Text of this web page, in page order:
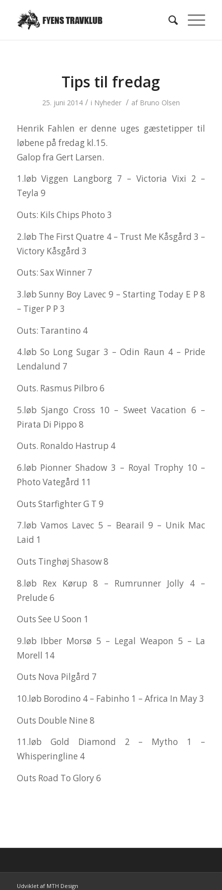
Tips til fredag
25. juni 2014 / i Nyheder / af Bruno Olsen
Henrik Fahlen er denne uges gæstetipper til
løbene på fredag kl.15.
Galop fra Gert Larsen.
1.løb Viggen Langborg 7 – Victoria Vixi 2 –
Teyla 9
Outs: Kils Chips Photo 3
2.løb The First Quatre 4 – Trust Me Kåsgård 3 –
Victory Kåsgård 3
Outs: Sax Winner 7
3.løb Sunny Boy Lavec 9 – Starting Today E P 8
– Tiger P P 3
Outs: Tarantino 4
4.løb So Long Sugar 3 – Odin Raun 4 – Pride
Lendalund 7
Outs. Rasmus Pilbro 6
5.løb Sjango Cross 10 – Sweet Vacation 6 –
Pirata Di Pippo 8
Outs. Ronaldo Hastrup 4
6.løb Pionner Shadow 3 – Royal Trophy 10 –
Photo Vategård 11
Outs Starfighter G T 9
7.løb Vamos Lavec 5 – Bearail 9 – Unik Mac
Laid 1
Outs Tinghøj Shasow 8
8.løb Rex Kørup 8 – Rumrunner Jolly 4 –
Prelude 6
Outs See U Soon 1
9.løb Ibber Morsø 5 – Legal Weapon 5 – La
Morell 14
Outs Nova Pilgård 7
10.løb Borodino 4 – Fabinho 1 – Africa In May 3
Outs Double Nine 8
11.løb Gold Diamond 2 – Mytho 1 –
Whisperingline 4
Outs Road To Glory 6
Udviklet af MTH Design